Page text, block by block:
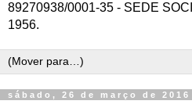
89270938/0001-35 - SEDE
1956.
sábado, 26 de março de 2016